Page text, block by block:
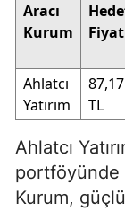
Aracı
Kurum
Fiyat
Ahlatcı
Yatırım
87,17
TL
Ahlatcı
portföyünde
Kurum,